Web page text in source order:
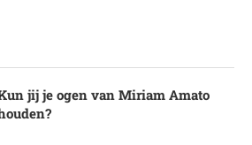
jij je ogen van Miriam Amato